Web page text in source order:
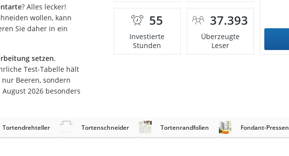
? Alles lecker!
wollen, kann
Sie daher in ein
setzen.
Test-Tabelle hält
Beeren, sondern
2026 besonders
55
Investierte
Stunden
37.393
Überzeugte
Leser
Tortendrehteller Tortenschneider Tortenrandfolien Fondant-Pressen